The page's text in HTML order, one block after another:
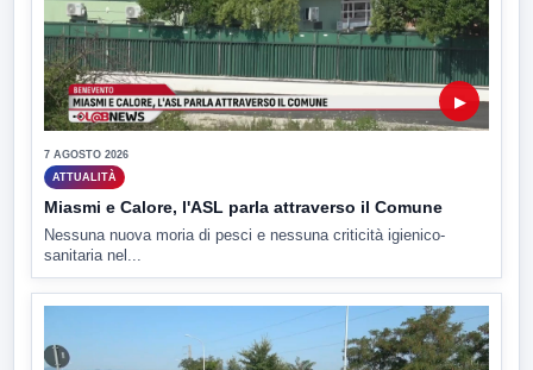
▶
7 AGOSTO 2026
ATTUALITÀ
Miasmi e Calore, l'ASL parla attraverso il Comune
Nessuna nuova moria di pesci e nessuna criticità igienico-
sanitaria nel...